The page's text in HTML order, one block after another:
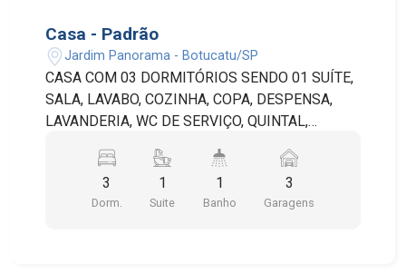
Casa - Padrão
Jardim Panorama - Botucatu/SP
CASA COM 03 DORMITÓRIOS SENDO 01 SUÍTE,
SALA, LAVABO, COZINHA, COPA, DESPENSA,
LAVANDERIA, WC DE SERVIÇO, QUINTAL,
GARAGEM.
3
Dorm.
1
Suite
1
Banho
3
Garagens